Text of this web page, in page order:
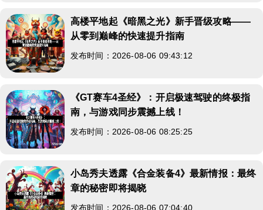
高楼平地起《暗黑之光》新手晋级攻略——
从零到巅峰的快速提升指南
发布时间：2026-08-06 09:43:12
《GT赛车4圣经》：开启极速驾驶的终极指
南，与游戏同步震撼上线！
发布时间：2026-08-06 08:25:25
小岛秀夫透露《合金装备4》最新情报：最终
章的秘密即将揭晓
发布时间：2026-08-06 07:04:40